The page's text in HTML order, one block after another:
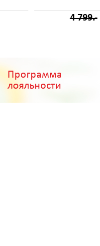
4 799.-
Программа
лояльности